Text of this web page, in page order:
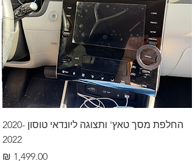
החלפת מסך טאץ' ותצוגה ליונדאי טוסון 2020-
2022
מחיר